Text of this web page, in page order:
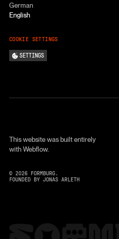
German
English
COOKIE SETTINGS
SETTINGS
This website was built entirely
with Webflow.
© 2026FORMBURG.
FOUNDED BY JONAS ARLETH